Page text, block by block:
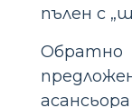
пълен с